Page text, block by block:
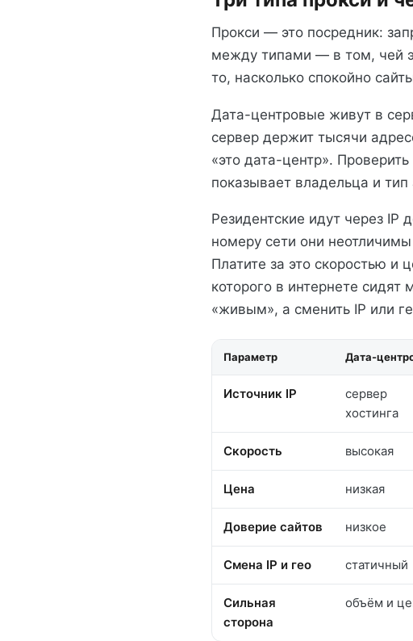
Прокси — это посредник:
между типами — в том, чей
то, насколько спокойно
Дата-центровые живут в
сервер держит тысячи
«это дата-центр».
показывает владельца и тип
Резидентские идут через
номеру сети они
Платите за это скоростью и
которого в интернете
«живым», а сменить IP или
Параметр Дата-
Источник IP
сервер
хостинга
Скорость высокая
Цена низкая
Доверие сайтов низкое
Смена IP и гео статичный
Сильная
сторона
объём и